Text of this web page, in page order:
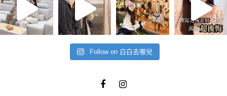
Follow on 白白去哪兒